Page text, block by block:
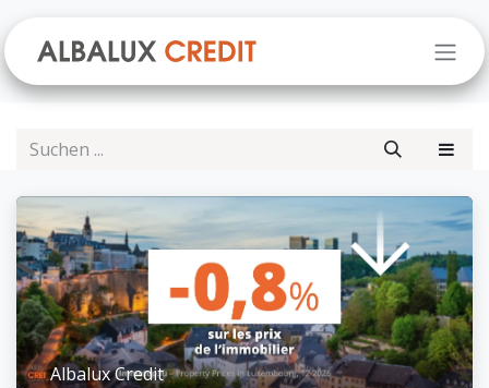
Albalux Credit